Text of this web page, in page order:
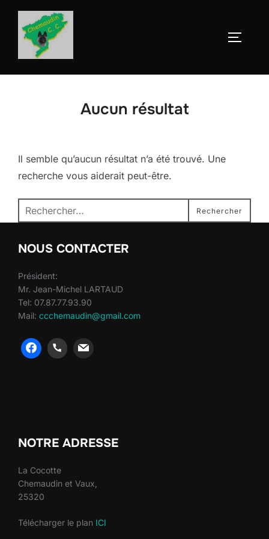
Aller
contenu
Aucun résultat
Il semble qu’aucun résultat n’a été trouvé. Une
recherche vous aiderait peut-être.
Recherche
pour :
Rechercher
NOUS CONTACTER
Président:
Mr. Jean-Michel LARTAUD
Tel: 07.87.77.93.90
Mail: ccchemaudin@gmail.com
NOTRE ADRESSE
La Cocotte
Chemaudin et Vaux,
25320
Télécharger le plan ICI